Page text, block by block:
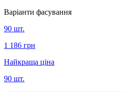
Варіанти фасування
90 шт.
1 186 грн
Найкраща ціна
90 шт.